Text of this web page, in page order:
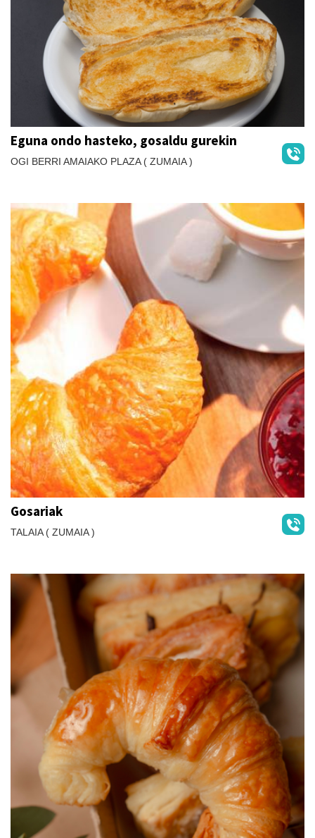
Eguna ondo hasteko, gosaldu gurekin
OGI BERRI AMAIAKO PLAZA ( ZUMAIA )
Gosariak
TALAIA ( ZUMAIA )